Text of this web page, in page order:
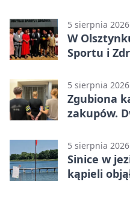
5 sierpnia 2026
W
Sportu i
5 sierpnia 2026
Zgubiona
zakupów.
5 sierpnia 2026
Sinice w
kąpieli